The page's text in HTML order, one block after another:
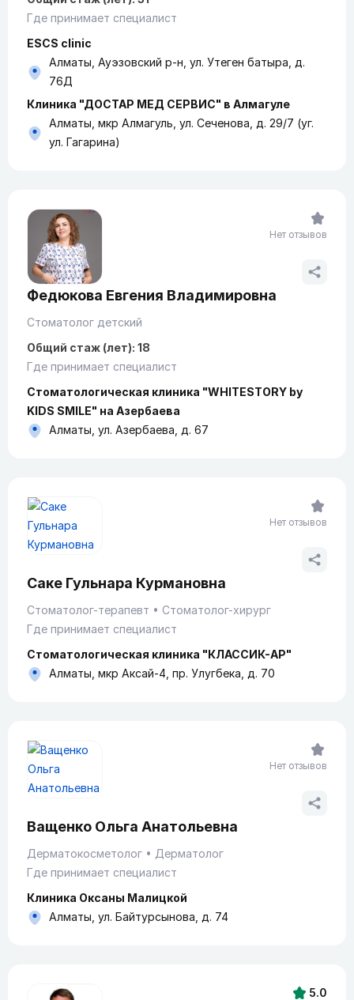
Где принимает специалист
ESCS clinic
Алматы, Ауэзовский р-н, ​​ул. Утеген батыра, д.
76Д
Клиника "ДОСТАР МЕД СЕРВИС" в Алмагуле
Алматы, мкр Алмагуль, ул. Сеченова, д. 29/7 (уг.
ул. Гагарина)
Федюкова Евгения Владимировна
Стоматолог детский
Общий стаж (лет): 18
Где принимает специалист
Стоматологическая клиника "WHITESTORY by
KIDS SMILE" на Азербаева
Алматы, ул. Азербаева, д. 67
Нет отзывов
Саке Гульнара Курмановна
Стоматолог-терапевт
Стоматолог-хирург
Где принимает специалист
Стоматологическая клиника "КЛАССИК-АР"
Алматы, мкр Аксай-4, пр. Улугбека, д. 70
Нет отзывов
Ващенко Ольга Анатольевна
Дерматокосметолог
Дерматолог
Где принимает специалист
Клиника Оксаны Малицкой
Алматы, ул. Байтурсынова, д. 74
Нет отзывов
5.0